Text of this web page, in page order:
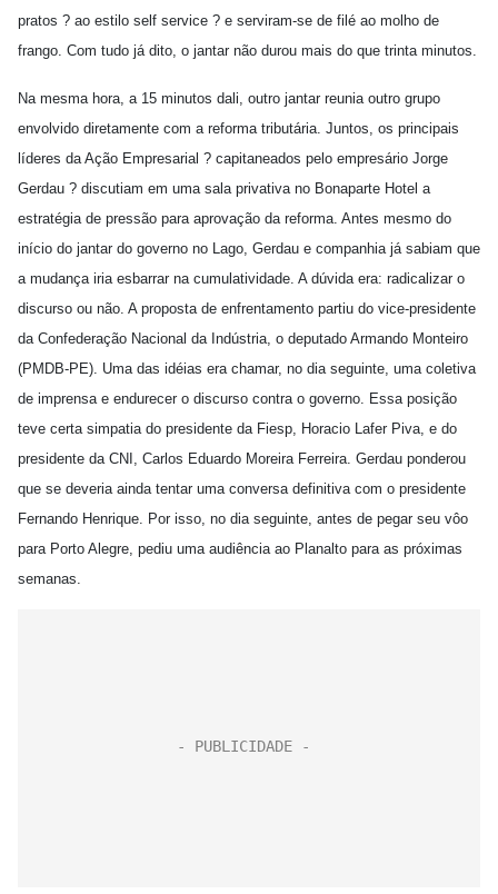
pratos ? ao estilo self service ? e serviram-se de filé ao molho de
frango. Com tudo já dito, o jantar não durou mais do que trinta minutos.
Na mesma hora, a 15 minutos dali, outro jantar reunia outro grupo
envolvido diretamente com a reforma tributária. Juntos, os principais
líderes da Ação Empresarial ? capitaneados pelo empresário Jorge
Gerdau ? discutiam em uma sala privativa no Bonaparte Hotel a
estratégia de pressão para aprovação da reforma. Antes mesmo do
início do jantar do governo no Lago, Gerdau e companhia já sabiam que
a mudança iria esbarrar na cumulatividade. A dúvida era: radicalizar o
discurso ou não. A proposta de enfrentamento partiu do vice-presidente
da Confederação Nacional da Indústria, o deputado Armando Monteiro
(PMDB-PE). Uma das idéias era chamar, no dia seguinte, uma coletiva
de imprensa e endurecer o discurso contra o governo. Essa posição
teve certa simpatia do presidente da Fiesp, Horacio Lafer Piva, e do
presidente da CNI, Carlos Eduardo Moreira Ferreira. Gerdau ponderou
que se deveria ainda tentar uma conversa definitiva com o presidente
Fernando Henrique. Por isso, no dia seguinte, antes de pegar seu vôo
para Porto Alegre, pediu uma audiência ao Planalto para as próximas
semanas.